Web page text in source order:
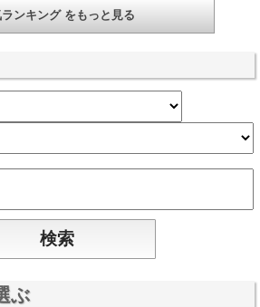
人気ランキング をもっと見る
ぶ